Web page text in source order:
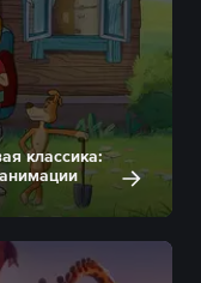
классика: